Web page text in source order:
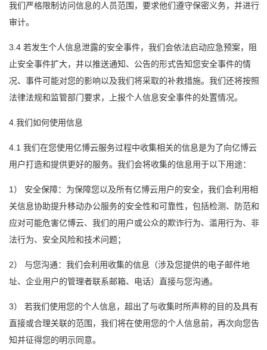
我们严格限制访问信息的人员范围，要求他们遵守保密义务，并进行
审计。
3.4 若发生个人信息泄露的安全事件，我们会依法启动应急预案，阻
止安全事件扩大，并以推送通知、公告的形式告知您安全事件的情
况、事件可能对您的影响以及我们将采取的补救措施。我们还将按照
法律法规和监管部门要求，上报个人信息安全事件的处置情况。
4.我们如何使用信息
4.1 我们在您使用亿博云服务过程中收集相关的信息是为了向亿博云
用户打造和提供更好的服务。我们会将收集的信息用于以下用途：
1） 安全保障：为保障您以及所有亿博云用户的安全，我们会利用相
关信息协助提升移动办公服务的安全性和可靠性，包括检测、防范和
应对可能危害亿博云、我们的用户或公众的欺诈行为、滥用行为、非
法行为、安全风险和技术问题；
2） 与您沟通：我们会利用收集的信息（涉及您提供的电子邮件地
址、企业用户的管理者联系邮箱、电话）直接与您沟通。
3） 若我们使用您的个人信息，超出了与收集时所声称的目的及具有
直接或合理关联的范围，我们将在使用您的个人信息前，再次向您告
知并征得您的明示同意。